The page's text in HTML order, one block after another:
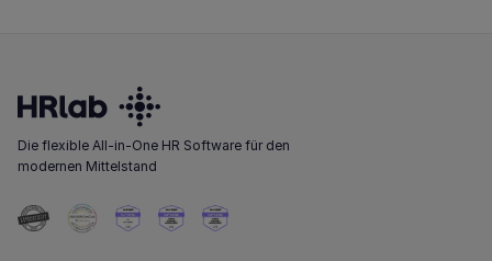
Die flexible All-in-One HR Software für den
modernen Mittelstand